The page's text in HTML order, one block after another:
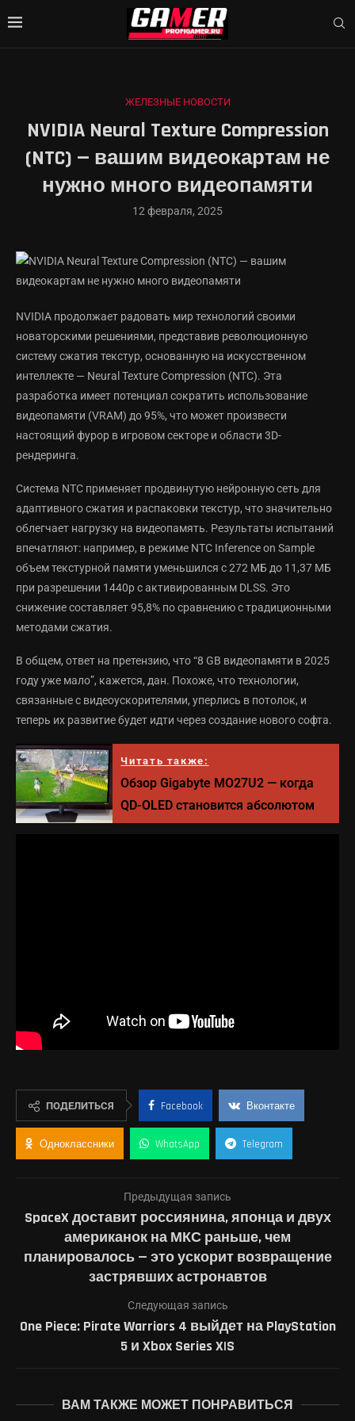
ЖЕЛЕЗНЫЕ НОВОСТИ
NVIDIA Neural Texture Compression
(NTC) — вашим видеокартам не
нужно много видеопамяти
12 февраля, 2025
NVIDIA продолжает радовать мир технологий своими
новаторскими решениями, представив революционную
систему сжатия текстур, основанную на искусственном
интеллекте — Neural Texture Compression (NTC). Эта
разработка имеет потенциал сократить использование
видеопамяти (VRAM) до 95%, что может произвести
настоящий фурор в игровом секторе и области 3D-
рендеринга.
Система NTC применяет продвинутую нейронную сеть для
адаптивного сжатия и распаковки текстур, что значительно
облегчает нагрузку на видеопамять. Результаты испытаний
впечатляют: например, в режиме NTC Inference on Sample
объем текстурной памяти уменьшился с 272 МБ до 11,37 МБ
при разрешении 1440p с активированным DLSS. Это
снижение составляет 95,8% по сравнению с традиционными
методами сжатия.
В общем, ответ на претензию, что “8 GB видеопамяти в 2025
году уже мало”, кажется, дан. Похоже, что технологии,
связанные с видеоускорителями, уперлись в потолок, и
теперь их развитие будет идти через создание нового софта.
Читать также:
Обзор Gigabyte MO27U2 — когда
QD-OLED становится абсолютом
ПОДЕЛИТЬСЯ Facebook Вконтакте
Одноклассники WhatsApp Telegram
Предыдущая запись
SpaceX доставит россиянина, японца и двух
американок на МКС раньше, чем
планировалось — это ускорит возвращение
застрявших астронавтов
Следующая запись
One Piece: Pirate Warriors 4 выйдет на PlayStation
5 и Xbox Series X|S
ВАМ ТАКЖЕ МОЖЕТ ПОНРАВИТЬСЯ